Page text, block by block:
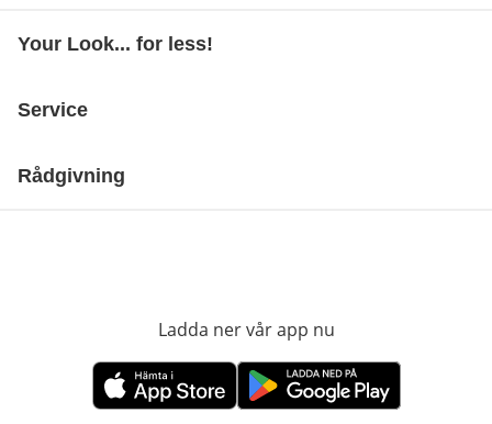
Your Look... for less!
Service
Rådgivning
Ladda ner vår app nu
öppnas i nytt fönsteröppnas i nytt fönster